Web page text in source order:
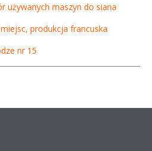
używanych maszyn do siana
produkcja francuska
nr 15